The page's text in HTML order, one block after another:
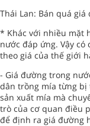
Thái Lan: Bán quá
* Khác với nhiều mặt
nước đáp ứng. Vậy
theo giá của thế giới
- Giá đường trong
dân trồng mía từng bị
sản xuất mía mà
trò của cơ quan điều
để định ra giá đường